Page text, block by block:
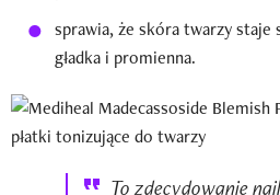
sprawia, że skóra twarzy staje
gładka i promienna.
To zdecydowanie